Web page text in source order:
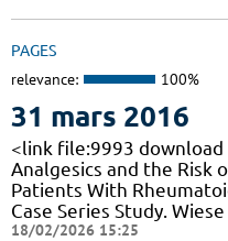
PAGES
relevance: 100%
31 mars 2016
<link file:9993
Analgesics and the Risk
Patients With
Case Series Study.
18/02/2026 15:25